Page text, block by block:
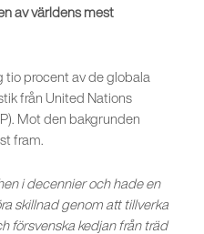
av världens mest
tio procent av de globala
från United Nations
Mot den bakgrunden
fram.
i decennier och hade en
skillnad genom att tillverka
försvenska kedjan från träd